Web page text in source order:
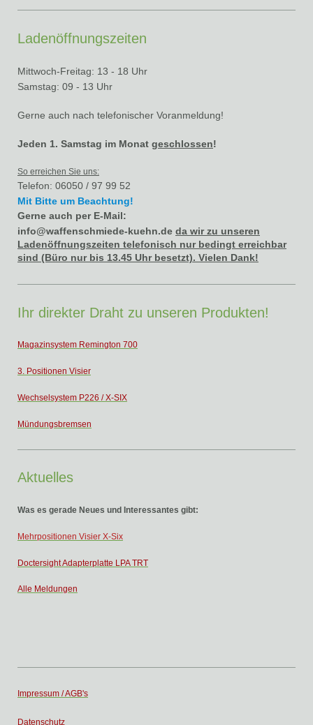
Ladenöffnungszeiten
Mittwoch-Freitag: 13 - 18 Uhr
Samstag: 09 - 13 Uhr
Gerne auch nach telefonischer Voranmeldung !
Jeden 1. Samstag im Monat geschlossen!
So erreichen Sie uns:
Telefon: 06050 / 97 99 52
Mit Bitte um Beachtung!
Gerne auch per E-Mail:
info@waffenschmiede-kuehn.de da wir zu unseren
Ladenöffnungszeiten telefonisch nur bedingt erreichbar
sind (Büro nur bis 13.45 Uhr besetzt). Vielen Dank!
Ihr direkter Draht zu unseren Produkten!
Magazinsystem Remington 700
3. Positionen Visier
Wechselsystem P226 / X-SIX
Mündungsbremsen
Aktuelles
Was es gerade Neues und Interessantes gibt:
Mehrpositionen Visier X-Six
Doctersight Adapterplatte LPA TRT
Alle Meldungen
Impressum / AGB's
Datenschutz